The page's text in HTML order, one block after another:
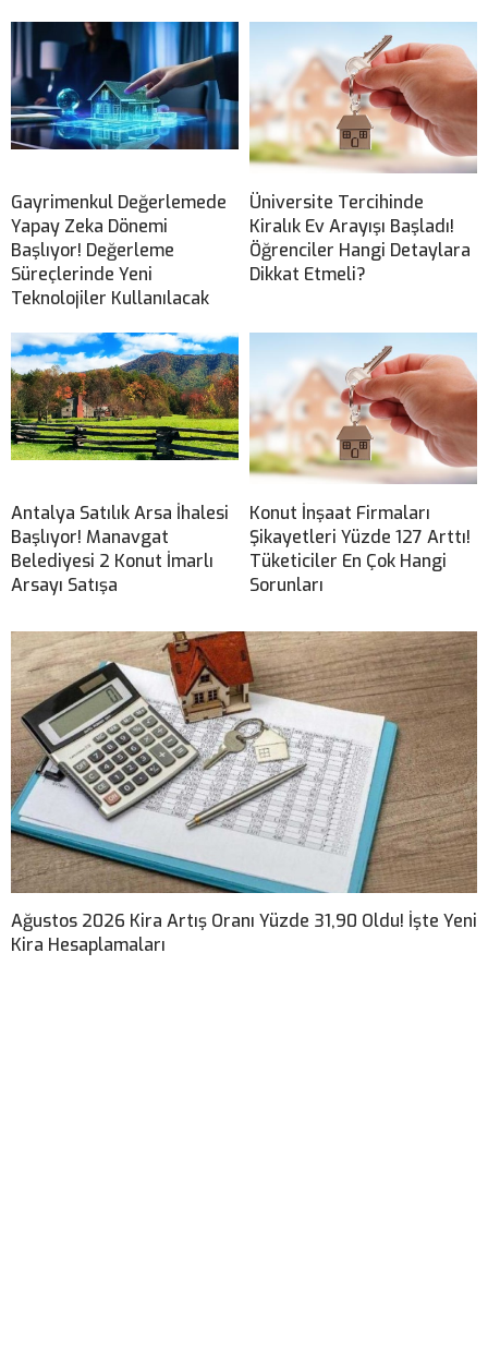
Gayrimenkul Değerlemede
Yapay Zeka Dönemi
Başlıyor! Değerleme
Süreçlerinde Yeni
Teknolojiler Kullanılacak
Üniversite Tercihinde
Kiralık Ev Arayışı Başladı!
Öğrenciler Hangi Detaylara
Dikkat Etmeli?
Antalya Satılık Arsa İhalesi
Başlıyor! Manavgat
Belediyesi 2 Konut İmarlı
Arsayı Satışa
Konut İnşaat Firmaları
Şikayetleri Yüzde 127 Arttı!
Tüketiciler En Çok Hangi
Sorunları
Ağustos 2026 Kira Artış Oranı Yüzde 31,90 Oldu! İşte Yeni
Kira Hesaplamaları